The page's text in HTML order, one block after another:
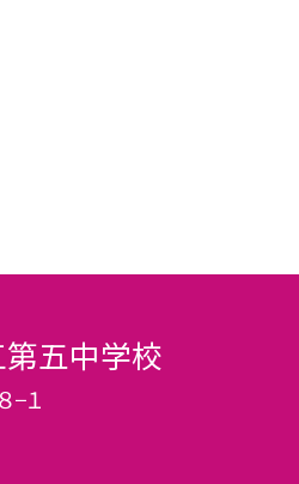
五中学校
−１